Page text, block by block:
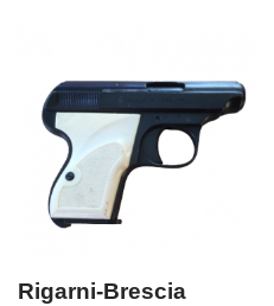
Rigarni-Brescia